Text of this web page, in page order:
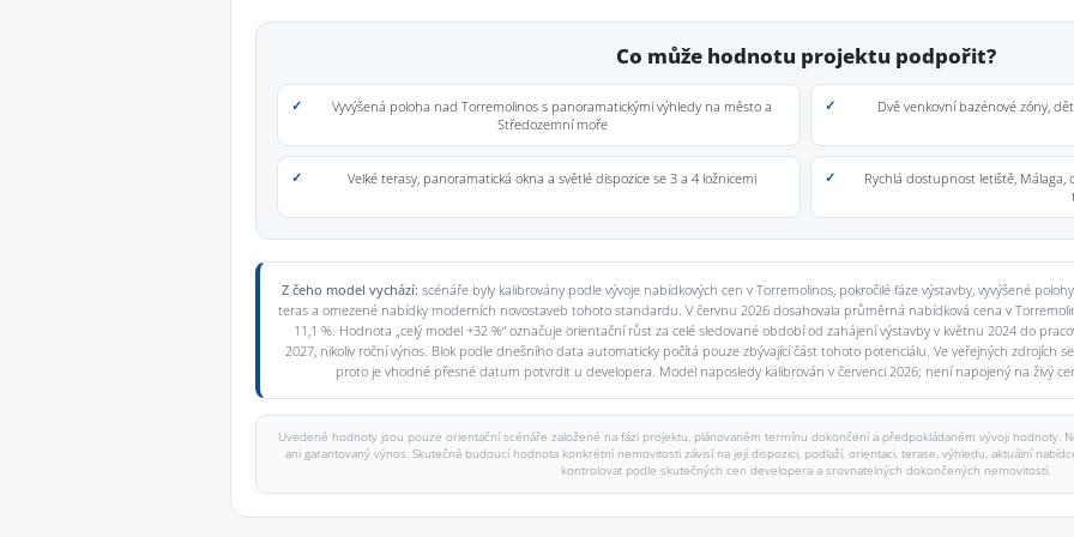
Co může hodnotu projektu podpořit?
Vyvýšená poloha nad Torremolinos s panoramatickými výhledy na město a
Středozemní moře
Dvě venkovní bazénové zóny,
Velké terasy, panoramatická okna a světlé dispozice se 3 a 4 ložnicemi
Rychlá dostupnost letiště, Málaga,
Z čeho model vychází: scénáře byly kalibrovány podle vývoje nabídkových cen v Torremolinos, pokročilé fáze výstavby, vyvýšené
teras a omezené nabídky moderních novostaveb tohoto standardu. V červnu 2026 dosahovala průměrná nabídková cena v
11,1 %. Hodnota „celý model +32 %“ označuje orientační růst za celé sledované období od zahájení výstavby v květnu 2024 do
2027, nikoliv roční výnos. Blok podle dnešního data automaticky počítá pouze zbývající část tohoto potenciálu. Ve veřejných zdrojích
proto je vhodné přesné datum potvrdit u developera. Model naposledy kalibrován v červenci 2026; není napojený na živý
Uvedené hodnoty jsou pouze orientační scénáře založené na fázi projektu, plánovaném termínu dokončení a předpokládaném vývoji hodnoty.
ani garantovaný výnos. Skutečná budoucí hodnota konkrétní nemovitosti závisí na její dispozici, podlaží, orientaci, terase, výhledu, aktuální
kontrolovat podle skutečných cen developera a srovnatelných dokončených nemovitostí.